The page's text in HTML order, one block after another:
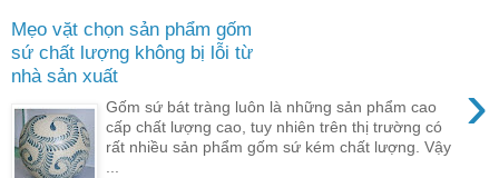
Mẹo vặt chọn sản phẩm gốm
sứ chất lượng không bị lỗi từ
nhà sản xuất
›
Gốm sứ bát tràng luôn là những sản phẩm cao
cấp chất lượng cao, tuy nhiên trên thị trường có
rất nhiều sản phẩm gốm sứ kém chất lượng. Vậy
...